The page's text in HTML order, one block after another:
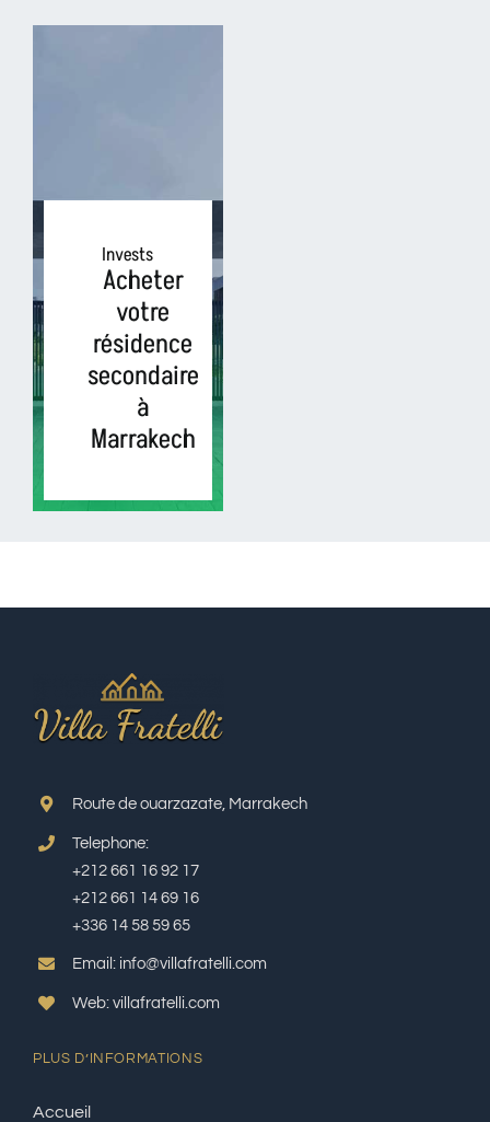
Invests
Acheter
votre
résidence
secondaire
à
Marrakech
Route de ouarzazate, Marrakech
Telephone:
+212 661 16 92 17
+212 661 14 69 16
+336 14 58 59 65
Email: info@villafratelli.com
Web: villafratelli.com
PLUS D’INFORMATIONS
Accueil